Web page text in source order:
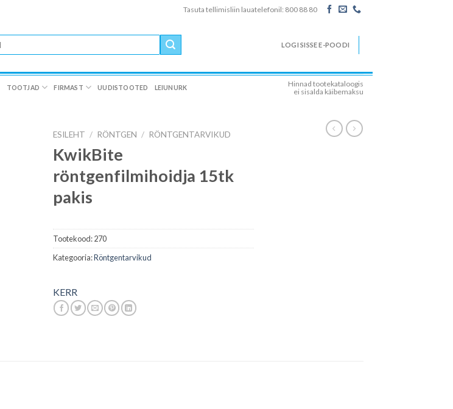
Tasuta tellimisliin lauatelefonil: 800 88 80
LOGI SISSE E-POODI
TOOTJAD FIRMAST UUDISTOOTED LEIUNURK
Hinnad tootekataloogis
ei sisalda käibemaksu
ESILEHT / RÖNTGEN / RÖNTGENTARVIKUD
KwikBite
röntgenfilmihoidja 15tk
pakis
Tootekood:270
Kategooria:Röntgentarvikud
KERR